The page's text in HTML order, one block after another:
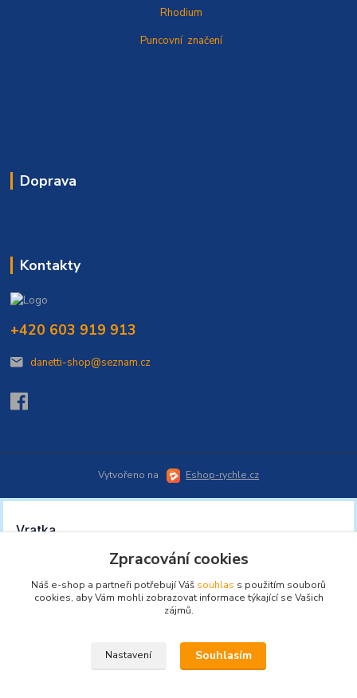
Rhodium
Puncovní značení
Doprava
Kontakty
+420 603 919 913
danetti-shop@seznam.cz
Vytvořeno na Eshop-rychle.cz
Zpracování cookies
Náš e-shop a partneři potřebují Váš souhlas s použitím souborů
cookies, aby Vám mohli zobrazovat informace týkající se Vašich
zájmů.
Nastavení Souhlasím